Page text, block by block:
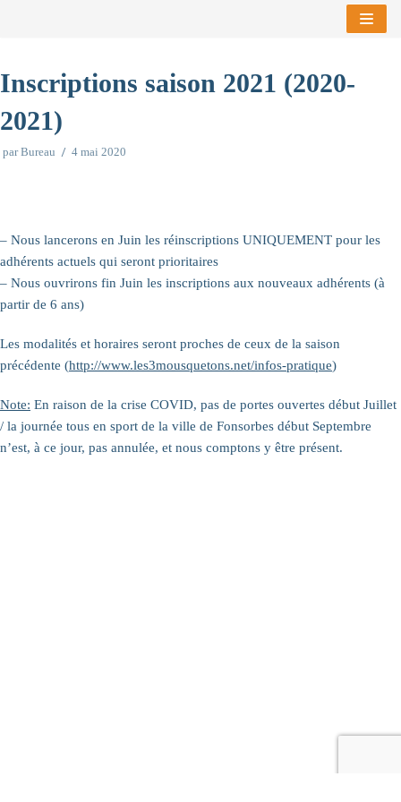
contenu
Inscriptions saison 2021 (2020-
2021)
parBureau 4 mai 2020
– Nous lancerons en Juin les réinscriptions UNIQUEMENT pour les
adhérents actuels qui seront prioritaires
– Nous ouvrirons fin Juin les inscriptions aux nouveaux adhérents (à
partir de 6 ans)
Les modalités et horaires seront proches de ceux de la saison
précédente (http://www.les3mousquetons.net/infos-pratique)
Note: En raison de la crise COVID, pas de portes ouvertes début Juillet
/ la journée tous en sport de la ville de Fonsorbes début Septembre
n’est, à ce jour, pas annulée, et nous comptons y être présent.